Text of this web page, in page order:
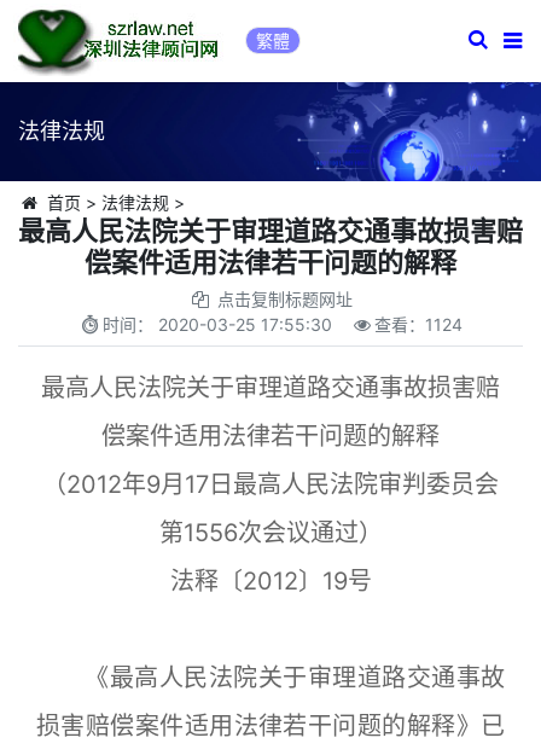
繁體
法律法规
首页 > 法律法规 >
最高人民法院关于审理道路交通事故损害赔
偿案件适用法律若干问题的解释
点击复制标题网址
时间： 2020-03-25 17:55:30 查看： 1124
最高人民法院关于审理道路交通事故损害赔
偿案件适用法律若干问题的解释
（2012年9月17日最高人民法院审判委员会
第1556次会议通过）
法释〔2012〕19号
《最高人民法院关于审理道路交通事故
损害赔偿案件适用法律若干问题的解释》已